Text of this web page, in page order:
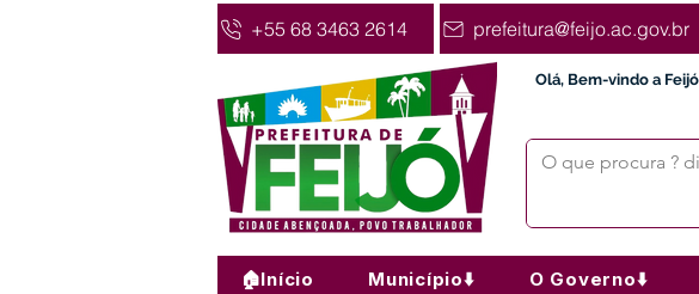
+55 68 3463 2614 prefeitura@feijo.ac.gov.br
Olá, Bem-vindo a
🏠Início Município⬇️ O Governo⬇️